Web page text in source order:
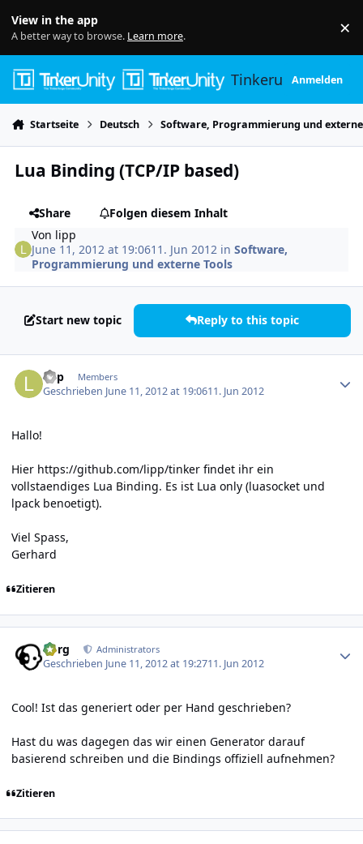
View in the app
A better way to browse. Learn more. ×
TinkerunityAnmelden
Startseite Deutsch Software, Programmierung und
Lua Binding (TCP/IP based)
Share
Folgen diesem Inhalt
Von lipp
June 11, 2012 at 19:0611. Jun 2012 inSoftware,
Programmierung und externe Tools
Start new topic Reply to this topic
lipp Members
Geschrieben June 11, 2012 at 19:0611. Jun 2012
Hallo!
Hier https://github.com/lipp/tinker findet ihr ein
vollstaendiges Lua Binding. Es ist Lua only (luasocket und
lpack benoetigt).
Viel Spass,
Gerhard
Zitieren
borg Administrators
Geschrieben June 11, 2012 at 19:2711. Jun 2012
Cool! Ist das generiert oder per Hand geschrieben?
Hast du was dagegen das wir einen Generator darauf
basierend schreiben und die Bindings offiziell aufnehmen?
Zitieren